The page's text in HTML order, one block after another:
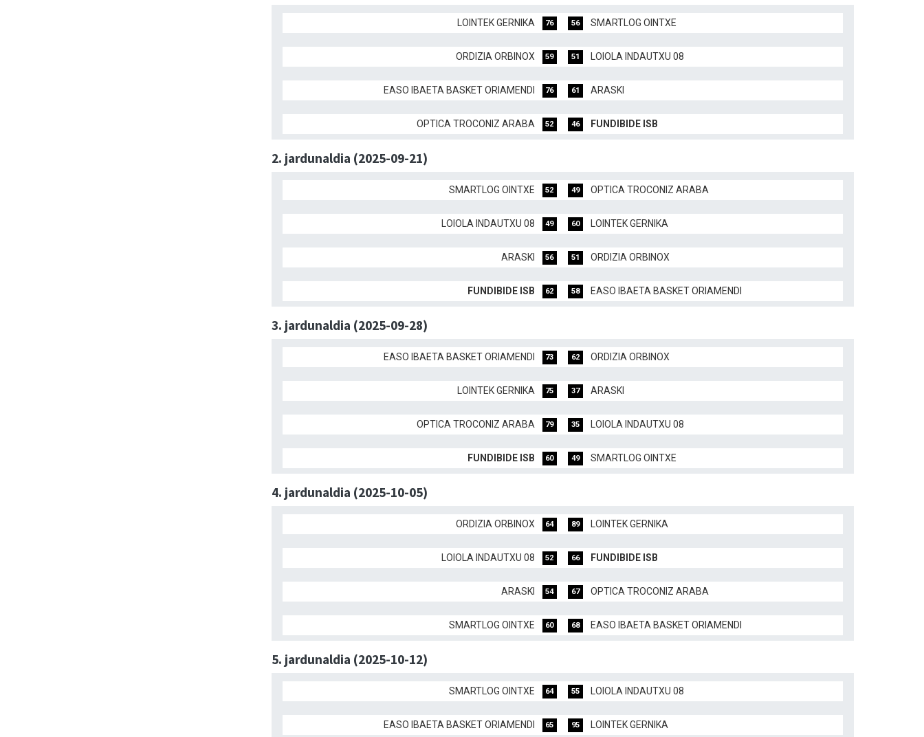
LOINTEK GERNIKA 76 56 SMARTLOG OINTXE
ORDIZIA ORBINOX 59 51 LOIOLA INDAUTXU 08
EASO IBAETA BASKET ORIAMENDI 76 61 ARASKI
OPTICA TROCONIZ ARABA 52 46 FUNDIBIDE ISB
2. jardunaldia (2025-09-21)
SMARTLOG OINTXE 52 49 OPTICA TROCONIZ ARABA
LOIOLA INDAUTXU 08 49 60 LOINTEK GERNIKA
ARASKI 56 51 ORDIZIA ORBINOX
FUNDIBIDE ISB 62 58 EASO IBAETA BASKET ORIAMENDI
3. jardunaldia (2025-09-28)
EASO IBAETA BASKET ORIAMENDI 73 62 ORDIZIA ORBINOX
LOINTEK GERNIKA 75 37 ARASKI
OPTICA TROCONIZ ARABA 79 35 LOIOLA INDAUTXU 08
FUNDIBIDE ISB 60 49 SMARTLOG OINTXE
4. jardunaldia (2025-10-05)
ORDIZIA ORBINOX 64 89 LOINTEK GERNIKA
LOIOLA INDAUTXU 08 52 66 FUNDIBIDE ISB
ARASKI 54 67 OPTICA TROCONIZ ARABA
SMARTLOG OINTXE 60 68 EASO IBAETA BASKET ORIAMENDI
5. jardunaldia (2025-10-12)
SMARTLOG OINTXE 64 55 LOIOLA INDAUTXU 08
EASO IBAETA BASKET ORIAMENDI 65 95 LOINTEK GERNIKA